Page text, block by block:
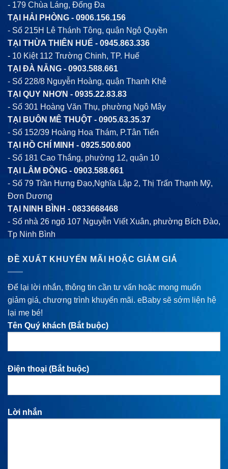
- 179 Chùa Láng, Đống Đa
TẠI HẢI PHÒNG - 0906.156.156
- Số 215H Lê Thánh Tông, quận Ngô Quyền
TẠI THỪA THIÊN HUẾ - 0945.863.336
- 10 Kiệt 112 Trường Chinh, TP. Huế
TẠI ĐÀ NẴNG - 0903.588.661
- Số 228/8 Nguyễn Hoàng, quận Thanh Khê
TẠI QUY NHƠN - 0935.22.83.83
- Số 301 Hoàng Văn Thụ, phường Ngô Mây
TẠI BUÔN MÊ THUỘT - 0905.63.35.37
- Số 152/39 Hoàng Hoa Thám, P.Tân Tiến
TẠI HỒ CHÍ MINH - 0925.500.600
- Số 181 Cao Thắng, phường 12, quận 10
TẠI LÂM ĐỒNG - 0903.588.661
- Số 79 Trần Hưng Đạo,Nghĩa Lập 2, Thị Trấn Thạnh Mỹ,
Đơn Dương
TẠI NINH BÌNH - 0833668468
- Số nhà 26 ngõ 107 Nguyễn Viết Xuân, phường Bích Đào,
Tp Ninh Bình
ĐỀ XUẤT KHUYẾN MÃI HOẶC GIẢM GIÁ
Để lại lời nhắn, thông tin cần tư vấn hoặc mong muốn
giảm giá, chương trình khuyến mãi. eBaby sẽ sớm liện hệ
lại mẹ bé!
Tên Quý khách (Bắt buộc)
Điện thoại (Bắt buộc)
Lời nhắn